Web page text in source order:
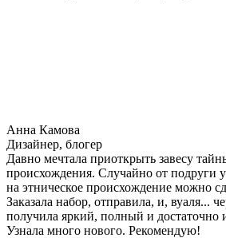
Анна Камова
Дизайнер, блогер
Давно мечтала приоткрыть завесу
происхождения. Случайно от подруги
на этническое происхождение можно
Заказала набор, отправила, и, вуаля...
получила яркий, полный и достаточно
Узнала много нового. Рекомендую!